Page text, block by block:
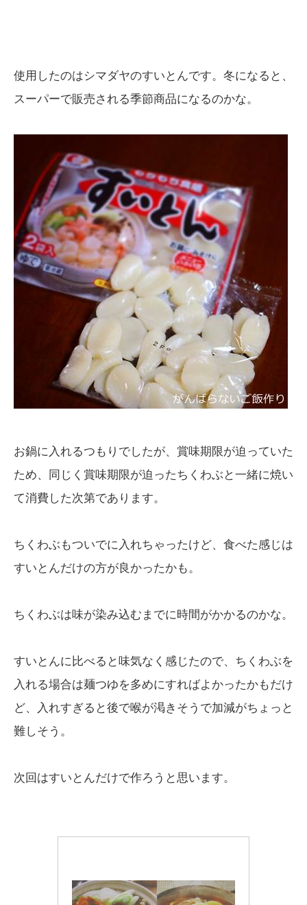
使用したのはシマダヤのすいとんです。冬になると、
スーパーで販売される季節商品になるのかな。
お鍋に入れるつもりでしたが、賞味期限が迫っていた
ため、同じく賞味期限が迫ったちくわぶと一緒に焼い
て消費した次第であります。
ちくわぶもついでに入れちゃったけど、食べた感じは
すいとんだけの方が良かったかも。
ちくわぶは味が染み込むまでに時間がかかるのかな。
すいとんに比べると味気なく感じたので、ちくわぶを
入れる場合は麺つゆを多めにすればよかったかもだけ
ど、入れすぎると後で喉が渇きそうで加減がちょっと
難しそう。
次回はすいとんだけで作ろうと思います。